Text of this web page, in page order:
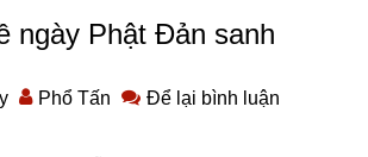
ngày Phật Đản sanh
Phổ Tấn Để lại bình luận